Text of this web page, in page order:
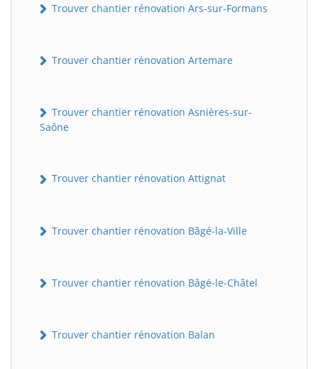
Trouver chantier rénovation Ars-sur-Formans
Trouver chantier rénovation Artemare
Trouver chantier rénovation Asnières-sur-
Saône
Trouver chantier rénovation Attignat
Trouver chantier rénovation Bâgé-la-Ville
Trouver chantier rénovation Bâgé-le-Châtel
Trouver chantier rénovation Balan